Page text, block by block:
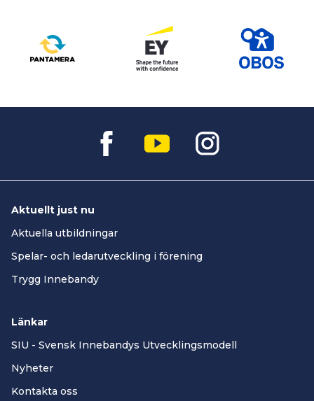
Aktuellt just nu
Aktuella utbildningar
Spelar- och ledarutveckling i förening
Trygg Innebandy
Länkar
SIU - Svensk Innebandys Utvecklingsmodell
Nyheter
Kontakta oss